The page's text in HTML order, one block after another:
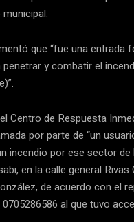
que “fue una entrada
y combatir el
Centro de Respuesta
por parte de “un
incendio por ese sector de
en la calle general Rivas
de acuerdo con el
al que tuvo